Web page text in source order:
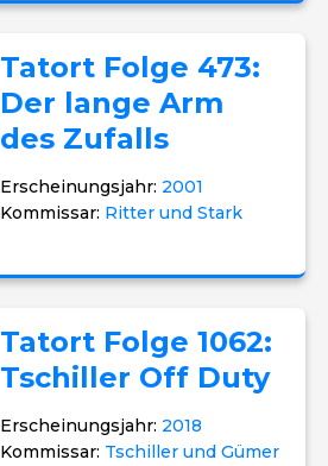
Tatort Folge 473:
Der lange Arm
des Zufalls
Erscheinungsjahr: 2001
Kommissar: Ritter und Stark
Tatort Folge 1062:
Tschiller Off Duty
Erscheinungsjahr: 2018
Kommissar: Tschiller und Gümer